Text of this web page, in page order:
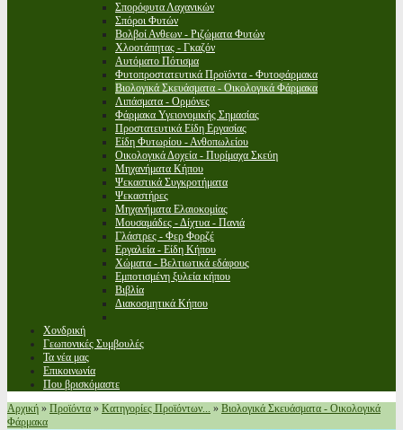
Σπορόφυτα Λαχανικών
Σπόροι Φυτών
Βολβοί Ανθεων - Ριζώματα Φυτών
Χλοοτάπητας - Γκαζόν
Αυτόματο Πότισμα
Φυτοπροστατευτικά Προϊόντα - Φυτοφάρμακα
Βιολογικά Σκευάσματα - Οικολογικά Φάρμακα
Λιπάσματα - Ορμόνες
Φάρμακα Υγειονομικής Σημασίας
Προστατευτικά Είδη Εργασίας
Είδη Φυτωρίου - Ανθοπωλείου
Οικολογικά Δοχεία - Πυρίμαχα Σκεύη
Μηχανήματα Κήπου
Ψεκαστικά Συγκροτήματα
Ψεκαστήρες
Μηχανήματα Ελαιοκομίας
Μουσαμάδες - Δίχτυα - Πανιά
Γλάστρες - Φερ Φορζέ
Εργαλεία - Είδη Κήπου
Χώματα - Βελτιωτικά εδάφους
Εμποτισμένη ξυλεία κήπου
Βιβλία
Διακοσμητικά Κήπου
Χονδρική
Γεωπονικές Συμβουλές
Τα νέα μας
Επικοινωνία
Που βρισκόμαστε
Αρχική » Προϊόντα » Κατηγορίες Προϊόντων... » Βιολογικά Σκευάσματα - Οικολογικά
Φάρμακα